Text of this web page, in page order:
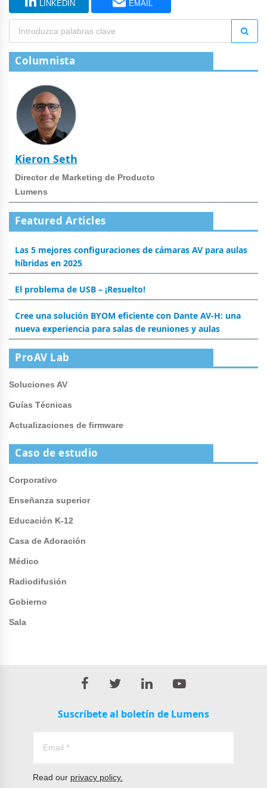
LINKEDIN EMAIL
Columnista
Kieron Seth
Director de Marketing de Producto
Lumens
Featured Articles
Las 5 mejores configuraciones de cámaras AV para aulas
híbridas en 2025
El problema de USB – ¡Resuelto!
Cree una solución BYOM eficiente con Dante AV-H: una
nueva experiencia para salas de reuniones y aulas
ProAV Lab
Soluciones AV
Guías Técnicas
Actualizaciones de firmware
Caso de estudio
Corporativo
Enseñanza superior
Educación K-12
Casa de Adoración
Médico
Radiodifusión
Gobierno
Sala
Suscríbete al boletín de Lumens
Read our privacy policy.